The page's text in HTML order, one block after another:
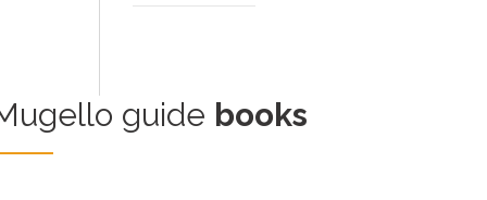
guide books